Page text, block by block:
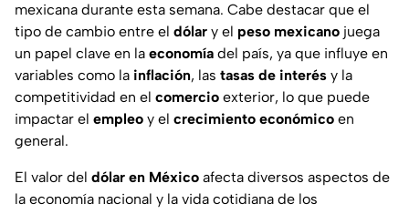
mexicana durante esta semana. Cabe destacar que el
tipo de cambio entre el dólar y el peso mexicano juega
un papel clave en la economía del país, ya que influye en
variables como la inflación, las tasas de interés y la
competitividad en el comercio exterior, lo que puede
impactar el empleo y el crecimiento económico en
general.
El valor del dólar en México afecta diversos aspectos de
la economía nacional y la vida cotidiana de los